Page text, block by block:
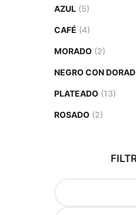
AZUL (5)
CAFÉ (4)
MORADO (2)
NEGRO CON
PLATEADO (13)
ROSADO (2)